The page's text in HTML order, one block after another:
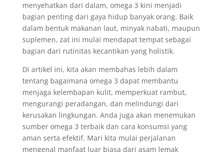
menyehatkan dari dalam, omega 3 kini menjadi
bagian penting dari gaya hidup banyak orang. Baik
dalam bentuk makanan laut, minyak nabati, maupun
suplemen, zat ini mulai mendapat tempat sebagai
bagian dari rutinitas kecantikan yang holistik.
Di artikel ini, kita akan membahas lebih dalam
tentang bagaimana omega 3 dapat membantu
menjaga kelembapan kulit, memperkuat rambut,
mengurangi peradangan, dan melindungi dari
kerusakan lingkungan. Anda juga akan menemukan
sumber omega 3 terbaik dan cara konsumsi yang
aman serta efektif. Mari kita mulai perjalanan
mengenal manfaat luar biasa dari asam lemak